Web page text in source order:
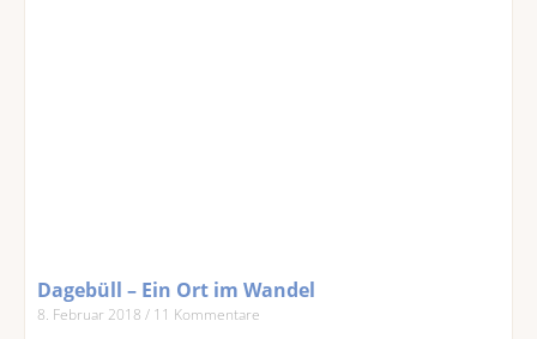
Dagebüll – Ein Ort im Wandel
8. Februar 2018 11 Kommentare